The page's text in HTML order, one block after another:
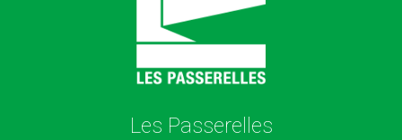
Les Passerelles